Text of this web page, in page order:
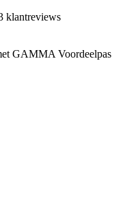
klantreviews
GAMMA Voordeelpas